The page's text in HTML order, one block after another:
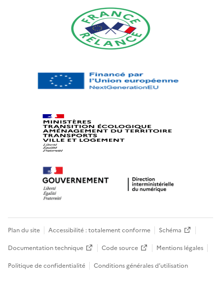
Plan du site Accessibilité : totalement conforme
Schéma
Documentation technique
Code source
Mentions légales
Politique de confidentialité
Conditions générales d’utilisation